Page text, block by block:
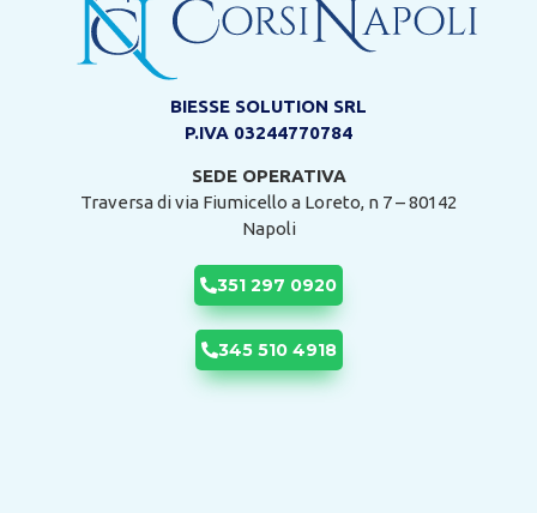
BIESSE SOLUTION SRL
P.IVA 03244770784
SEDE OPERATIVA
Traversa di via Fiumicello a Loreto, n 7 – 80142
Napoli
351 297 0920
345 510 4918